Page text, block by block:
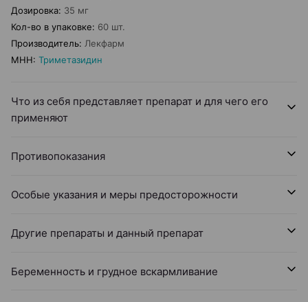
Дозировка: 35 мг
Кол-во в упаковке: 60 шт.
Производитель: Лекфарм
МНН: Триметазидин
Что из себя представляет препарат и для чего его
применяют
Противопоказания
Особые указания и меры предосторожности
Другие препараты и данный препарат
Беременность и грудное вскармливание